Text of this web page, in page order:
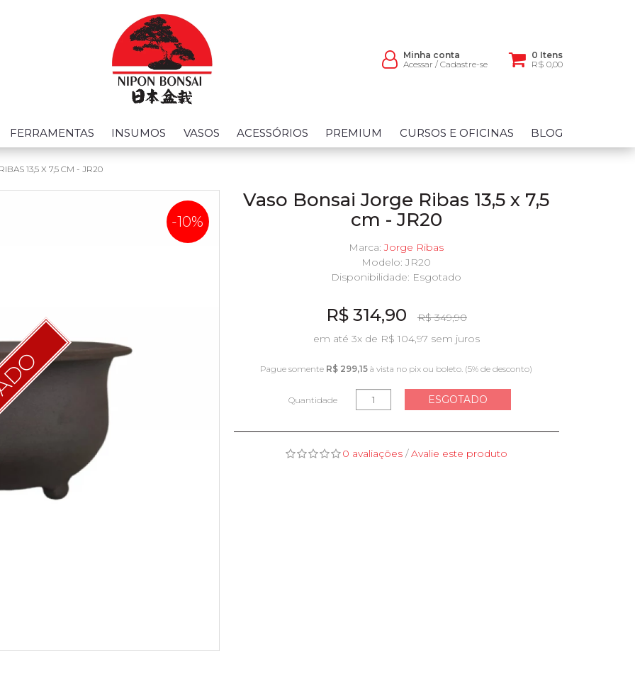
Minha conta
Acessar / Cadastre-se
0 Itens
R$ 0,00
FERRAMENTAS INSUMOS VASOS ACESSÓRIOS PREMIUM CURSOS E OFICINAS BLOG
13,5 X 7,5 CM - JR20
-10%
Vaso Bonsai Jorge Ribas 13,5 x 7,5
cm - JR20
Marca:Jorge Ribas
Modelo: JR20
Disponibilidade: Esgotado
R$ 349,90
R$ 314,90
em até 3x de R$ 104,97 sem juros
Pague somente R$ 299,15 à vista no pix ou boleto. (5% de desconto)
Quantidade ESGOTADO
0 avaliações/Avalie este produto